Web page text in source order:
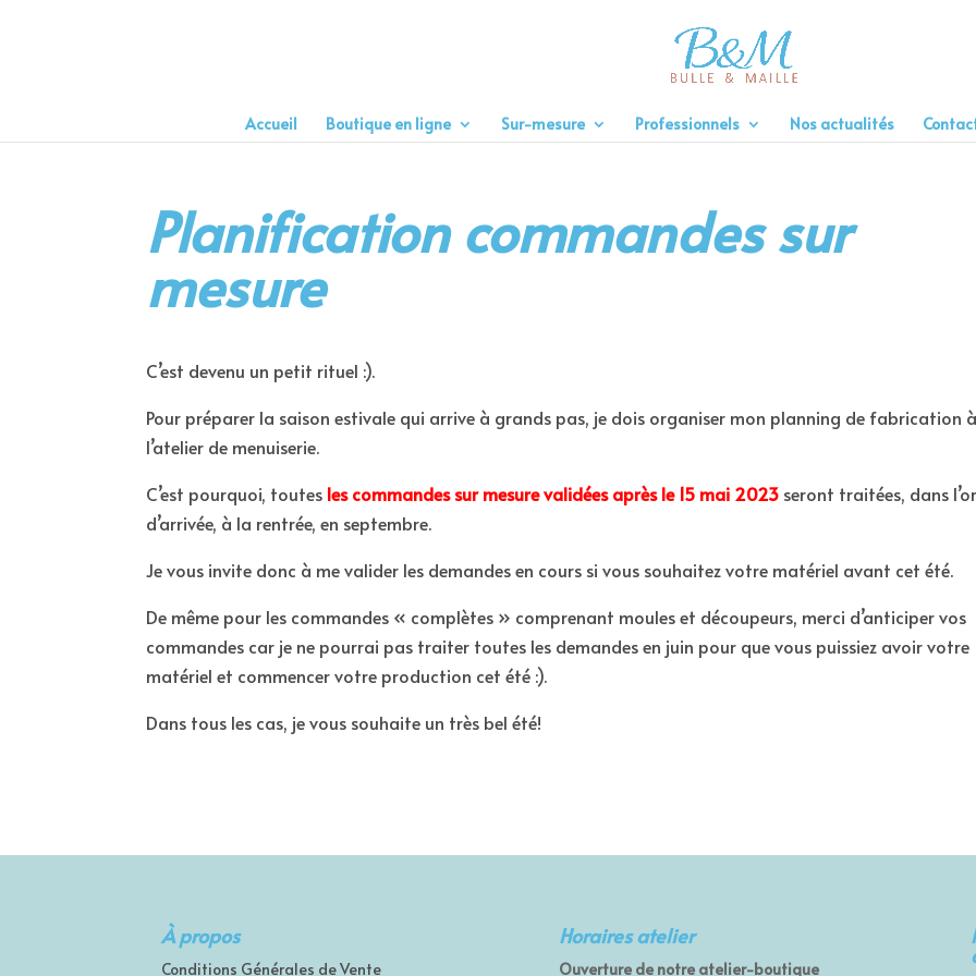
Accueil Boutique en ligne Sur-mesure Professionnels Nos actualités
Planification commandes sur
mesure
C’est devenu un petit rituel :).
Pour préparer la saison estivale qui arrive à grands pas, je dois organiser mon planning de fabrication à
l’atelier de menuiserie.
C’est pourquoi, toutes les commandes sur mesurevalidées après le 15 mai 2023 seront traitées, dans
d’arrivée, à la rentrée, en septembre.
Je vous invite donc à me valider les demandes en cours si vous souhaitez votre matériel avant cet été.
De même pour les commandes « complètes » comprenant moules et découpeurs, merci d’anticiper vos
commandes car je ne pourrai pas traiter toutes les demandes en juin pour que vous puissiez avoir votre
matériel et commencer votre production cet été :).
Dans tous les cas, je vous souhaite un très bel été!
À propos
Conditions Générales de Vente
Horaires atelier
Ouverture de notre atelier-boutique